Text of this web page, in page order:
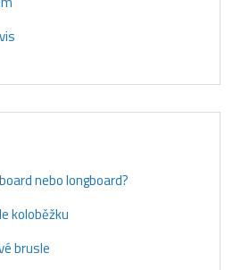
nebo longboard?
koloběžku
brusle